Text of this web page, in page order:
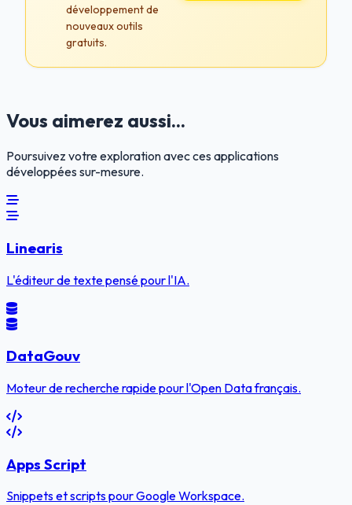
développement de
nouveaux outils
gratuits.
Vous aimerez aussi...
Poursuivez votre exploration avec ces applications
développées sur-mesure.
Linearis
L'éditeur de texte pensé pour l'IA.
DataGouv
Moteur de recherche rapide pour l'Open Data français.
Apps Script
Snippets et scripts pour Google Workspace.